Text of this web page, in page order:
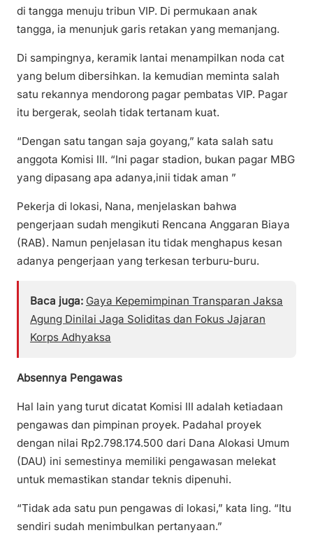
di tangga menuju tribun VIP. Di permukaan anak
tangga, ia menunjuk garis retakan yang memanjang.
Di sampingnya, keramik lantai menampilkan noda cat
yang belum dibersihkan. Ia kemudian meminta salah
satu rekannya mendorong pagar pembatas VIP. Pagar
itu bergerak, seolah tidak tertanam kuat.
“Dengan satu tangan saja goyang,” kata salah satu
anggota Komisi III. “Ini pagar stadion, bukan pagar MBG
yang dipasang apa adanya,inii tidak aman ”
Pekerja di lokasi, Nana, menjelaskan bahwa
pengerjaan sudah mengikuti Rencana Anggaran Biaya
(RAB). Namun penjelasan itu tidak menghapus kesan
adanya pengerjaan yang terkesan terburu-buru.
Baca juga: Gaya Kepemimpinan Transparan Jaksa
Agung Dinilai Jaga Soliditas dan Fokus Jajaran
Korps Adhyaksa
Absennya Pengawas
Hal lain yang turut dicatat Komisi III adalah ketiadaan
pengawas dan pimpinan proyek. Padahal proyek
dengan nilai Rp2.798.174.500 dari Dana Alokasi Umum
(DAU) ini semestinya memiliki pengawasan melekat
untuk memastikan standar teknis dipenuhi.
“Tidak ada satu pun pengawas di lokasi,” kata Iing. “Itu
sendiri sudah menimbulkan pertanyaan.”